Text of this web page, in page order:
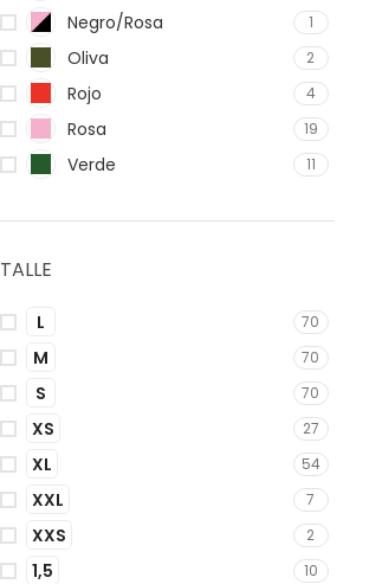
Negro/Rosa 1
Oliva 2
Rojo 4
Rosa 19
Verde 11
TALLE
L 70
M 70
S 70
XS 27
XL 54
XXL 7
XXS 2
1,5 10